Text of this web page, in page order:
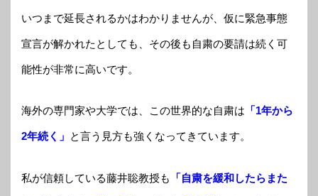
いつまで延長されるかはわかりませんが、仮に緊急事態
宣言が解かれたとしても、その後も自粛の要請は続く可
能性が非常に高いです。
海外の専門家や大学では、この世界的な自粛は 「1年から
2年続く」 と言う見方も強くなってきています。
私が信頼している藤井聡教授も 「自粛を緩和したらまた